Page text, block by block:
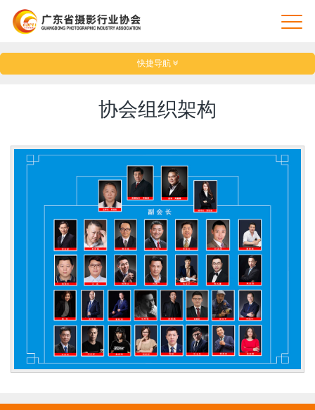
快捷导航
协会组织架构